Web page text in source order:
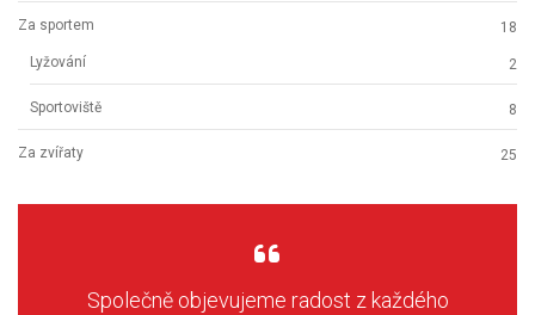
Za sportem 18
Lyžování 2
Sportoviště 8
Za zvířaty 25
Společně objevujeme radost z každého